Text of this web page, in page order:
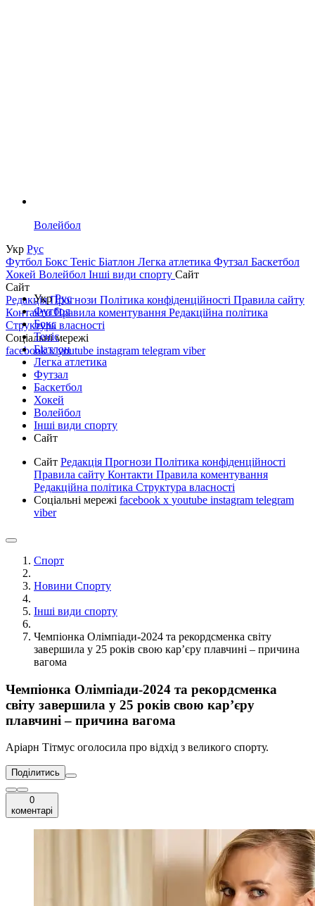
Волейбол
Укр Рус
Футбол Бокс Теніс Біатлон Легка атлетика Футзал Баскетбол
Хокей Волейбол Інші види спорту Сайт
Сайт
РедакціяПрогнози Політика конфіденційності Правила сайту
КонтактиПравила коментування Редакційна політика
Структура власності
Соціальні мережі
facebookxyoutube instagram telegram viber
УкрРус
Футбол
Бокс
Теніс
Біатлон
Легка атлетика
Футзал
Баскетбол
Хокей
Волейбол
Інші види спорту
Сайт
Сайт Редакція Прогнози Політика конфіденційності
Правила сайту Контакти Правила коментування
Редакційна політика Структура власності
Соціальні мережі facebook x youtube instagram telegram
viber
Спорт
Новини Спорту
Інші види спорту
Чемпіонка Олімпіади-2024 та рекордсменка світу
завершила у 25 років свою кар’єру плавчині – причина
вагома
Чемпіонка Олімпіади-2024 та рекордсменка
світу завершила у 25 років свою кар’єру
плавчині – причина вагома
Аріарн Тітмус оголосила про відхід з великого спорту.
Поділитись
0
коментарі